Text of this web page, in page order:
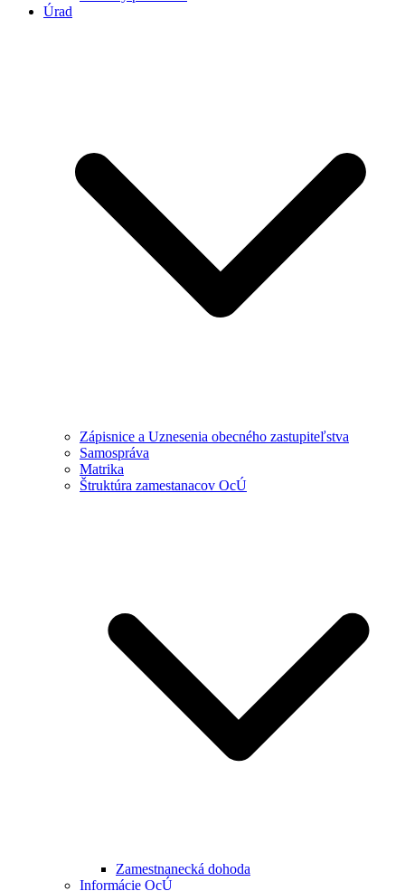
Úrad
Zápisnice a Uznesenia obecného zastupiteľstva
Samospráva
Matrika
Štruktúra zamestanacov OcÚ
Zamestnanecká dohoda
Informácie OcÚ